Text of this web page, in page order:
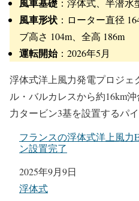
風車基礎 ：浮体式、半潜水
風車形状 ：ローター直径
ブ高さ 104m、全高 186m
運転開始：2026年5月
浮体式洋上風力発電プロジェ
ル・バルカレスから約16km
力タービン3基を設置するパ
フランスの浮体式洋上風力
ン設置完了
日付
2025年9月9日
関連理由
浮体式